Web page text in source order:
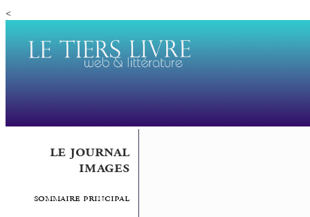
<
le journal
images
sommaire principal